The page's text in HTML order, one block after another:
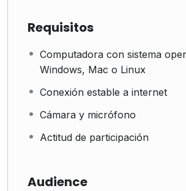
Requisitos
Computadora con sistema
Windows, Mac o Linux
Conexión estable a internet
Cámara y micrófono
Actitud de participación
Audience